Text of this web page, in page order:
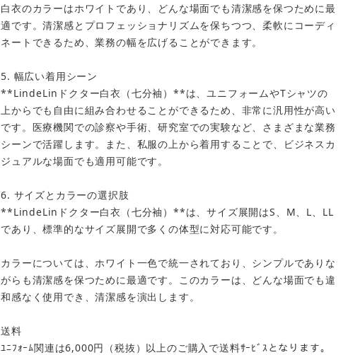
白衣のカラーはホワイトであり、どんな場面でも清潔感を保つために最
適です。清潔感とプロフェッショナリズムを保ちつつ、柔軟にコーディ
ネートできるため、業務の幅を広げることができます。
5. 幅広い着用シーン
**LindeLinドクター白衣（七分袖）**は、ユニフォームやTシャツの
上からでも自由に組み合わせることができるため、非常に汎用性が高い
です。医療機関での診察や手術、研究室での実験など、さまざまな業務
シーンで活躍します。また、私服の上から着用することで、ビジネスカ
ジュアルな場面でも適用可能です。
6. サイズとカラーの選択肢
**LindeLinドクター白衣（七分袖）**は、サイズ展開はS、M、L、LL
であり、標準的なサイズ展開で多くの体型に対応可能です。
カラーについては、ホワイト一色で統一されており、シンプルでありな
がらも清潔感を保つために最適です。このカラーは、どんな場面でも違
和感なく使用でき、清潔感を演出します。
送料
ﾕﾆﾌｫｰﾑ関連は6,000円（税抜）以上のご購入で送料ｻｰﾋﾞｽとなります。